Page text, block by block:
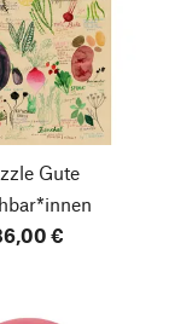
Gute
€